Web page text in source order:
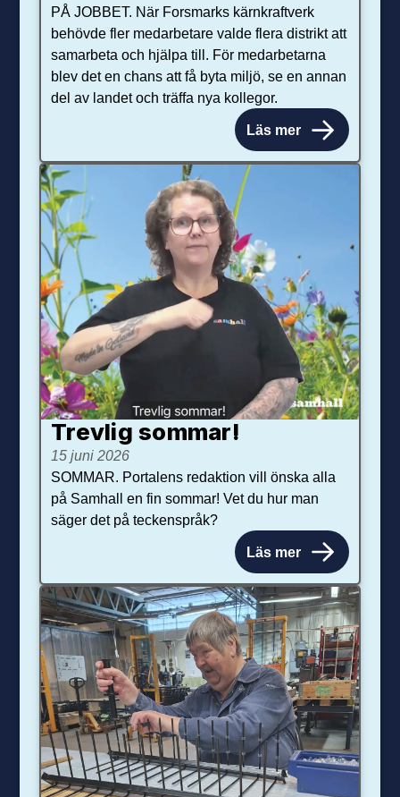
PÅ JOBBET. När Forsmarks kärnkraftverk
behövde fler medarbetare valde flera distrikt att
samarbeta och hjälpa till. För medarbetarna
blev det en chans att få byta miljö, se en annan
del av landet och träffa nya kollegor.
Läs mer
Trevlig sommar!
15 juni 2026
SOMMAR. Portalens redaktion vill önska alla
på Samhall en fin sommar! Vet du hur man
säger det på teckenspråk?
Läs mer